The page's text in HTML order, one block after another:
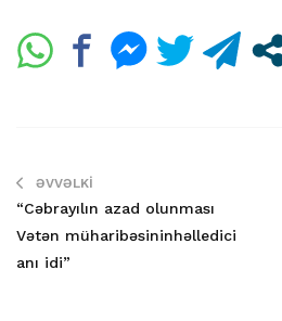
ƏVVƏLKI
“Cəbrayılın azad olunması
Vətən müharibəsininhəlledici
anı idi”